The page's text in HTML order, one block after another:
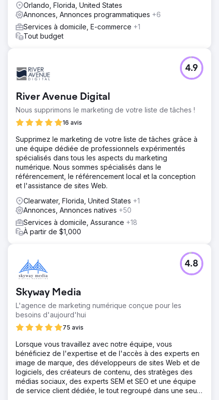
Orlando, Florida, United States
Annonces, Annonces programmatiques +6
Services à domicile, E-commerce +1
Tout budget
River Avenue Digital
Nous supprimons le marketing de votre liste de tâches !
16 avis
4.9
Supprimez le marketing de votre liste de tâches grâce à
une équipe dédiée de professionnels expérimentés
spécialisés dans tous les aspects du marketing
numérique. Nous sommes spécialisés dans le
référencement, le référencement local et la conception
et l'assistance de sites Web.
Clearwater, Florida, United States +1
Annonces, Annonces natives +50
Services à domicile, Assurance +18
À partir de $1,000
Skyway Media
L'agence de marketing numérique conçue pour les
besoins d'aujourd'hui
75 avis
4.8
Lorsque vous travaillez avec notre équipe, vous
bénéficiez de l'expertise et de l'accès à des experts en
image de marque, des développeurs de sites Web et de
logiciels, des créateurs de contenu, des stratèges des
médias sociaux, des experts SEM et SEO et une équipe
de service client dédiée, le tout regroupé dans une seule